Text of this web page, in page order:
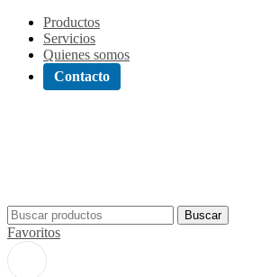
Productos
Servicios
Quienes somos
Contacto
Buscar
Favoritos